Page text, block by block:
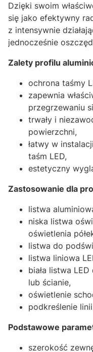
Dzięki swoim
się jako efektywny
z intensywnie
jednocześnie
Zalety profilu
ochrona taśmy
zapewnia
przegrzewaniu
trwały i
powierzchni,
łatwy w
taśm LED,
estetyczny
Zastosowanie dla
listwa
niska listwa
oświetlenia
listwa do
listwa liniowa
biała listwa
lub ścianie,
oświetlenie
podkreślenie
Podstawowe
szerokość